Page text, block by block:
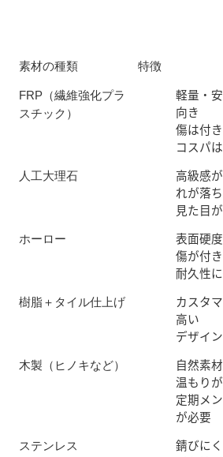
素材の種類 特徴
FRP（繊維強化プラ
スチック）
軽量・
向き
傷は付
コスパ
人工大理石
高級感
れが落
見た目
ホーロー
表面硬度
傷が付
耐久性
樹脂＋タイル仕上げ
カスタ
高い
デザイ
木製（ヒノキなど）
自然素
温もり
定期メ
が必要
ステンレス
錆びに